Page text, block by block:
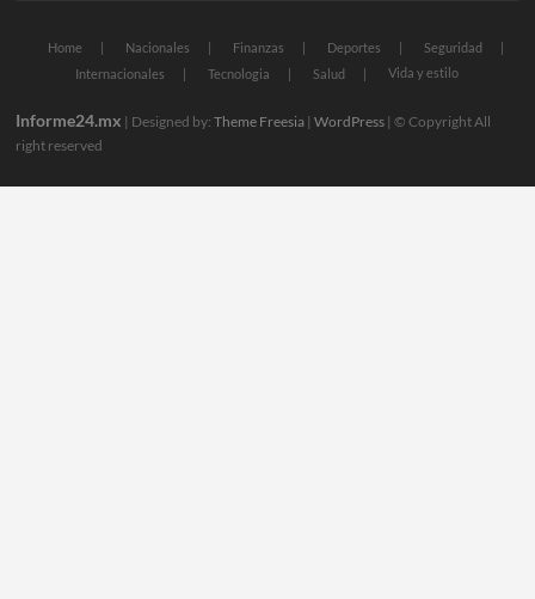
Home Nacionales Finanzas Deportes
Seguridad
Internacionales
Tecnologia Salud Vida y estilo
Informe24.mx | Designed by:Theme Freesia |WordPress | © Copyright All
right reserved